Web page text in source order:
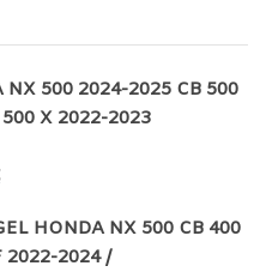
NX 500 2024-2025 CB 500
X 2022-2023
HONDA NX 500 CB 400
2022-2024 /